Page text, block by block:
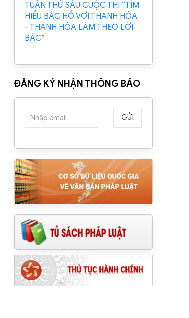
TUẦN THỨ SÁU CUỘC THI “TÌM
HIỂU BÁC HỒ VỚI THANH HÓA
- THANH HÓA LÀM THEO LỜI
BÁC”
ĐĂNG KÝ NHẬN THÔNG BÁO
GỬI